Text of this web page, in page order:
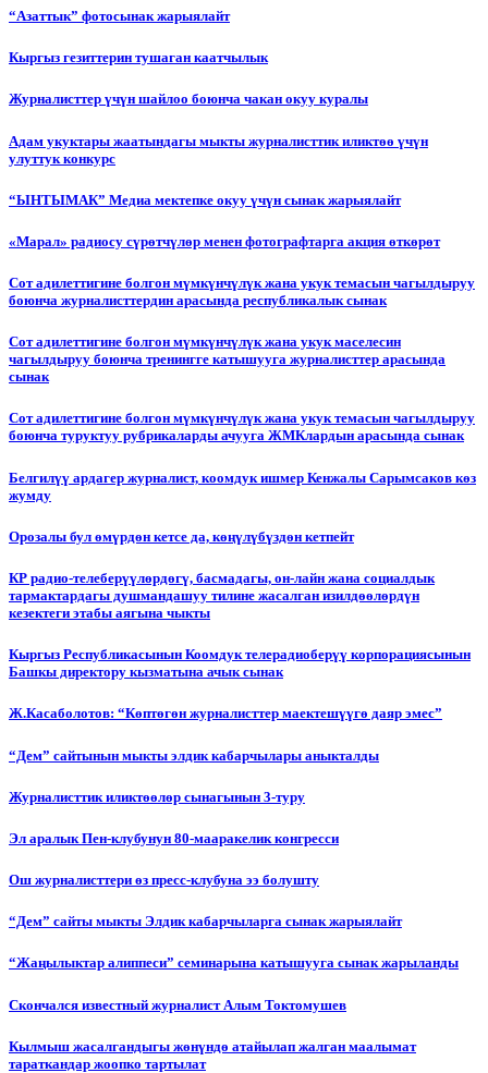
“Азаттык” фотосынак жарыялайт
Кыргыз гезиттерин тушаган каатчылык
Журналисттер үчүн шайлоо боюнча чакан окуу куралы
Адам укуктары жаатындагы мыкты журналисттик иликтөө үчүн
улуттук конкурс
“ЫНТЫМАК” Медиа мектепке окуу үчүн сынак жарыялайт
«Марал» радиосу сүрөтчүлөр менен фотографтарга акция өткөрөт
Сот адилеттигине болгон мүмкүнчүлүк жана укук темасын чагылдыруу
боюнча журналисттердин арасында республикалык сынак
Сот адилеттигине болгон мүмкүнчүлүк жана укук маселесин
чагылдыруу боюнча тренингге катышууга журналисттер арасында
сынак
Сот адилеттигине болгон мүмкүнчүлүк жана укук темасын чагылдыруу
боюнча туруктуу рубрикаларды ачууга ЖМКлардын арасында сынак
Белгилүү ардагер журналист, коомдук ишмер Кенжалы Сарымсаков көз
жумду
Орозалы бул өмүрдөн кетсе да, көңүлүбүздөн кетпейт
КР радио-телеберүүлөрдөгү, басмадагы, он-лайн жана социалдык
тармактардагы душмандашуу тилине жасалган изилдөөлөрдүн
кезектеги этабы аягына чыкты
Кыргыз Республикасынын Коомдук телерадиоберүү корпорациясынын
Башкы директору кызматына ачык сынак
Ж.Касаболотов: “Көптөгөн журналисттер маектешүүгө даяр эмес”
“Дем” сайтынын мыкты элдик кабарчылары аныкталды
Журналисттик иликтөөлөр сынагынын 3-туру
Эл аралык Пен-клубунун 80-мааракелик конгресси
Ош журналисттери өз пресс-клубуна ээ болушту
“Дем” сайты мыкты Элдик кабарчыларга сынак жарыялайт
“Жаңылыктар алиппеси” семинарына катышууга сынак жарыланды
Cкончался известный журналист Алым Токтомушев
Кылмыш жасалгандыгы жөнүндө атайылап жалган маалымат
тараткандар жоопко тартылат